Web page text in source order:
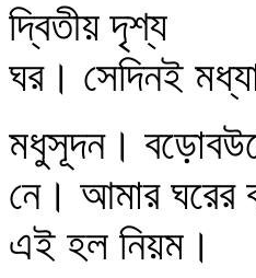
দ্বিতীয় দৃশ্য
ঘর। সেদিনই
মধুসূদন।
নে। আমার ঘরের
এই হল নিয়ম।